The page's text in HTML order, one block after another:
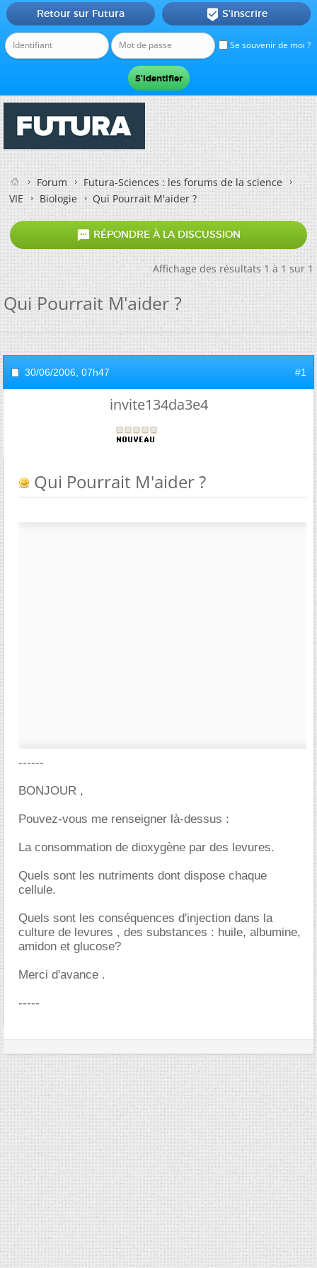
Se souvenir de moi ?
Retour sur Futura  S'inscrire
Forum
Futura-Sciences : les forums de la science
VIE
Biologie Qui Pourrait M'aider ?
 RÉPONDRE À LA DISCUSSION
Affichage des résultats 1 à 1 sur 1
Qui Pourrait M'aider ?
30/06/2006, 07h47 #1
invite134da3e4
Qui Pourrait M'aider ?
------
BONJOUR ,
Pouvez-vous me renseigner là-dessus :
La consommation de dioxygène par des levures.
Quels sont les nutriments dont dispose chaque
cellule.
Quels sont les conséquences d'injection dans la
culture de levures , des substances : huile, albumine,
amidon et glucose?
Merci d'avance .
-----